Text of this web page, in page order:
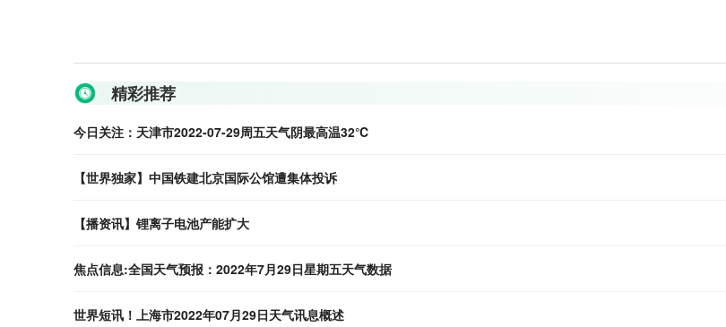
精彩推荐
今日关注：天津市2022-07-29周五天气阴最高温32℃
【世界独家】中国铁建北京国际公馆遭集体投诉
【播资讯】锂离子电池产能扩大
焦点信息:全国天气预报：2022年7月29日星期五天气数据
世界短讯！上海市2022年07月29日天气讯息概述